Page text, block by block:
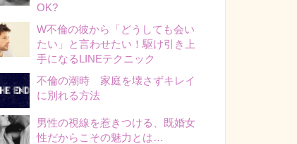
OK?
W不倫の彼から「どうしても会い
たい」と言わせたい！駆け引き上
手になるLINEテクニック
不倫の潮時 家庭を壊さずキレイ
に別れる方法
男性の視線を惹きつける、既婚女
性だからこその魅力とは…